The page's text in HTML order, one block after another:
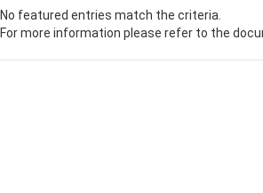
No featured entries match the criteria.
For more information please refer to the